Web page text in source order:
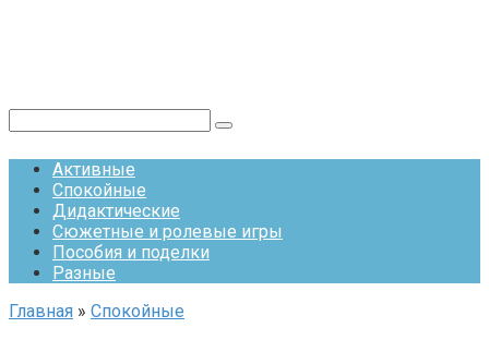
Активные
Спокойные
Дидактические
Сюжетные и ролевые игры
Пособия и поделки
Разные
Главная » Спокойные